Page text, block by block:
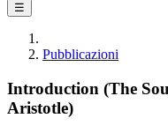
☰
Pubblicazioni
Introduction (The
Aristotle)